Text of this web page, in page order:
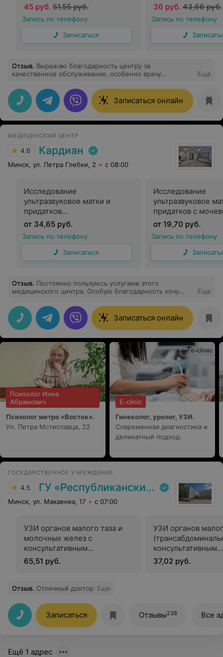
45 руб. 51,55 руб.
Запись по телефону
Записаться
36 руб. 43,66 руб.
Запись по телефону
Отзыв. Выражаю благодарность центру за
качественное обслуживание, особенно врачу
Спасибо вам всем огромное за вежливость,
тактичность и ваш профессионализм.
Еще
Записаться онлайн
МЕДИЦИНСКИЙ ЦЕНТР
4.6 Кардиан
Минск, ул. Петра Глебки, 2 с 08:00
Исследование
ультразвуковое матки и
придатков
(трансабдоминально и
трансвагинально) с
дуплексным сканированием
сосудов и лимфатическими
узлами одного
от 34,65 руб.
Запись по телефону
Записаться
Исследование
ультразвуковое
придатков с
пузырем
дуплексным
сосудов одного
анатомического
от 19,70 руб.
Запись по телефону
Отзыв. Постоянно пользуюсь услугами этого
медицинского центра. Особую благодарность хочу
уникальный доктор, замечательный человек и
прекрасный специалист
Еще
Записаться онлайн
Психолог Инна
Абрамович
Психолог метро «Восток».
Ул. Петра Мстиславца, 22
E-clinic
Гинеколог, уролог, УЗИ.
Современная диагностика и
деликатный подход.
ГОСУДАРСТВЕННОЕ УЧРЕЖДЕНИЕ
4.5 ГУ «Республиканский научно-практический центр медицинской экспертизы и реабилитаци»
Минск, ул. Макаенка, 17 с 07:00
УЗИ органов малого таза и
молочных желез с
консультативным
заключением
65,51 руб.
УЗИ органов
консультативным
заключением
37,02 руб.
Отзыв. Отличный доктор Еще
Записаться Отзывы238 Все
Ещё 1 адрес